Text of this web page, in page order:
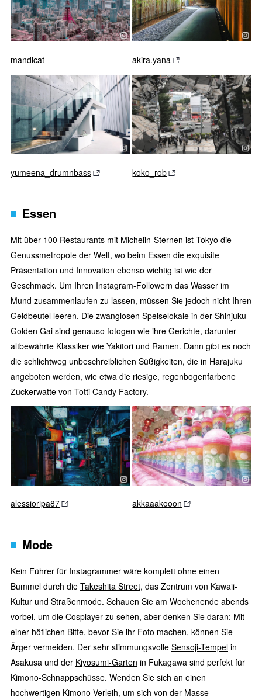
mandicat akira.yana
yumeena_drumnbass koko_rob
Essen
Mit über 100 Restaurants mit Michelin-Sternen ist Tokyo die
Genussmetropole der Welt, wo beim Essen die exquisite
Präsentation und Innovation ebenso wichtig ist wie der
Geschmack. Um Ihren Instagram-Followern das Wasser im
Mund zusammenlaufen zu lassen, müssen Sie jedoch nicht Ihren
Geldbeutel leeren. Die zwanglosen Speiselokale in der Shinjuku
Golden Gai sind genauso fotogen wie ihre Gerichte, darunter
altbewährte Klassiker wie Yakitori und Ramen. Dann gibt es noch
die schlichtweg unbeschreiblichen Süßigkeiten, die in Harajuku
angeboten werden, wie etwa die riesige, regenbogenfarbene
Zuckerwatte von Totti Candy Factory.
alessioripa87 akkaaakooon
Mode
Kein Führer für Instagrammer wäre komplett ohne einen
Bummel durch die Takeshita Street, das Zentrum von Kawaii-
Kultur und Straßenmode. Schauen Sie am Wochenende abends
vorbei, um die Cosplayer zu sehen, aber denken Sie daran: Mit
einer höflichen Bitte, bevor Sie ihr Foto machen, können Sie
Ärger vermeiden. Der sehr stimmungsvolle Sensoji-Tempel in
Asakusa und der Kiyosumi-Garten in Fukagawa sind perfekt für
Kimono-Schnappschüsse. Wenden Sie sich an einen
hochwertigen Kimono-Verleih, um sich von der Masse